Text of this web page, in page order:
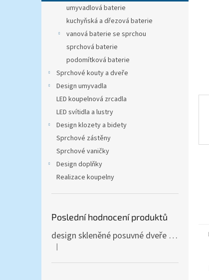
n
umyvadlová baterie
kuchyňská a dřezová baterie
vanová baterie se sprchou
sprchová baterie
podomítková baterie
Sprchové kouty a dveře
Design umyvadla
LED koupelnová zrcadla
LED svítidla a lustry
Design klozety a bidety
Sprchové zástěny
Sprchové vaničky
Design doplňky
Realizace koupelny
Poslední hodnocení produktů
design skleněné posuvné dveře Amalfi 90x205 cm T12 - komplet AKCE
Hodnocení produktu je 5 z 5 hvězdiček.
|